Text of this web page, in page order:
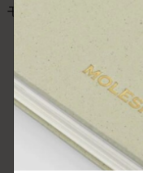
モレスキンのバッ
よくある質問に戻
モレスキンの
ていますか?
モレスキンのバッ
げがあります。